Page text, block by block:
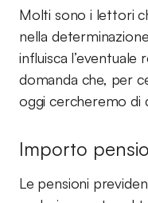
Molti sono i lettori
nella
influisca l’eventuale
domanda che, per
oggi cercheremo di
Importo
Le pensioni